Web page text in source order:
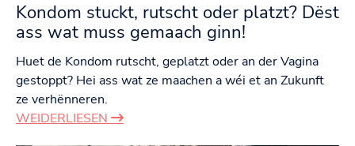
Kondom stuckt, rutscht oder platzt? Dëst
ass wat muss gemaach ginn!
Huet de Kondom rutscht, geplatzt oder an der Vagina
gestoppt? Hei ass wat ze maachen a wéi et an Zukunft
ze verhënneren.
WEIDERLIESEN